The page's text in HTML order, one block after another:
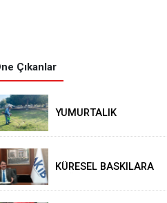
Çıkanlar
YUMURTALIK
ALAN HAMLESİ
KÜRESEL BASKILARA
293,3 MİLYON DOLARLIK